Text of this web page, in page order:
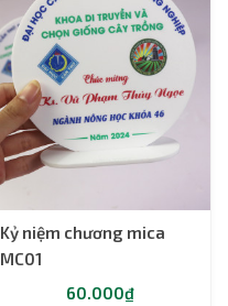
Kỷ niệm chương mica
MC01
60.000₫